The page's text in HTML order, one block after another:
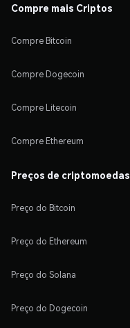
Compre mais Criptos
Compre Bitcoin
Compre Dogecoin
Compre Litecoin
Compre Ethereum
Preços de criptomoedas
Preço do Bitcoin
Preço do Ethereum
Preço do Solana
Preço do Dogecoin